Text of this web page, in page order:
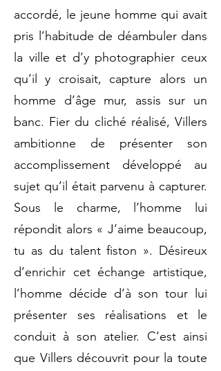
accordé, le jeune homme qui avait
pris l’habitude de déambuler dans
la ville et d’y photographier ceux
qu’il y croisait, capture alors un
homme d’âge mur, assis sur un
banc. Fier du cliché réalisé, Villers
ambitionne de présenter son
accomplissement développé au
sujet qu’il était parvenu à capturer.
Sous le charme, l’homme lui
répondit alors « J’aime beaucoup,
tu as du talent fiston ». Désireux
d’enrichir cet échange artistique,
l’homme décide d’à son tour lui
présenter ses réalisations et le
conduit à son atelier. C’est ainsi
que Villers découvrit pour la toute